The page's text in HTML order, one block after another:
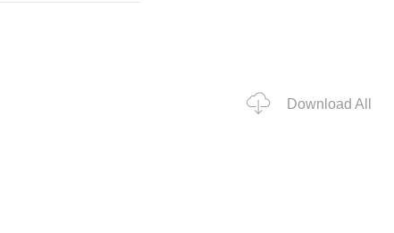
Download All